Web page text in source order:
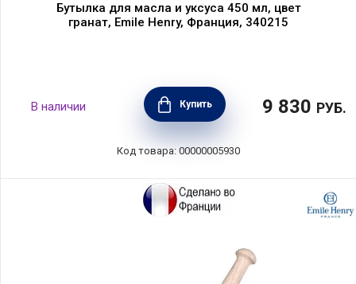
Бутылка для масла и уксуса 450 мл, цвет
гранат, Emile Henry, Франция, 340215
В наличии Купить 9 830 РУБ.
Код товара: 00000005930